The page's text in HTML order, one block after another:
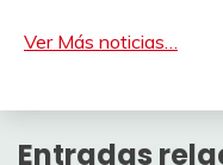
Ver Más noticias…
Entradas